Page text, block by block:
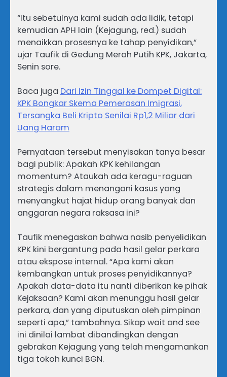
“Itu sebetulnya kami sudah ada lidik, tetapi
kemudian APH lain (Kejagung, red.) sudah
menaikkan prosesnya ke tahap penyidikan,”
ujar Taufik di Gedung Merah Putih KPK, Jakarta,
Senin sore.
Baca juga Dari Izin Tinggal ke Dompet Digital:
KPK Bongkar Skema Pemerasan Imigrasi,
Tersangka Beli Kripto Senilai Rp1,2 Miliar dari
Uang Haram
Pernyataan tersebut menyisakan tanya besar
bagi publik: Apakah KPK kehilangan
momentum? Ataukah ada keragu-raguan
strategis dalam menangani kasus yang
menyangkut hajat hidup orang banyak dan
anggaran negara raksasa ini?
Taufik menegaskan bahwa nasib penyelidikan
KPK kini bergantung pada hasil gelar perkara
atau ekspose internal. “Apa kami akan
kembangkan untuk proses penyidikannya?
Apakah data-data itu nanti diberikan ke pihak
Kejaksaan? Kami akan menunggu hasil gelar
perkara, dan yang diputuskan oleh pimpinan
seperti apa,” tambahnya. Sikap wait and see
ini dinilai lambat dibandingkan dengan
gebrakan Kejagung yang telah mengamankan
tiga tokoh kunci BGN.